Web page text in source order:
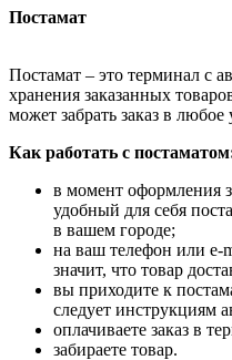
Постамат
Постамат – это терминал с
хранения заказанных
может забрать заказ в любое
Как работать с
в момент оформления
удобный для себя
в вашем городе;
на ваш телефон или e-
значит, что товар
вы приходите к
следует инструкциям
оплачиваете заказ в
забираете товар.